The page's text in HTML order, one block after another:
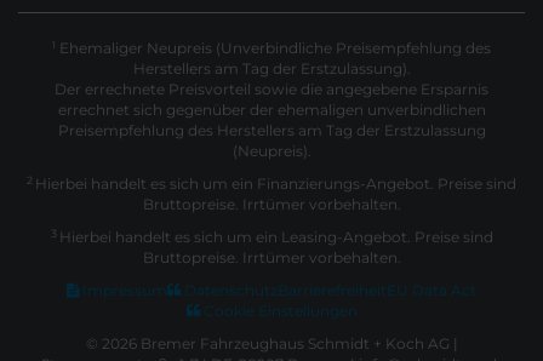
1 Ehemaliger Neupreis (Unverbindliche Preisempfehlung des
Herstellers am Tag der Erstzulassung).
Der errechnete Preisvorteil sowie die angegebene Ersparnis
errechnet sich gegenüber der ehemaligen unverbindlichen
Preisempfehlung des Herstellers am Tag der Erstzulassung
(Neupreis).
2 Hierbei handelt es sich um ein Finanzierungs-Angebot. Preise sind
Bruttopreise. Irrtümer vorbehalten.
3 Hierbei handelt es sich um ein Leasing-Angebot. Preise sind
Bruttopreise. Irrtümer vorbehalten.
Impressum
Datenschutz Barrierefreiheit EU Data Act
Cookie Einstellungen
© 2026 Bremer Fahrzeughaus Schmidt + Koch AG |